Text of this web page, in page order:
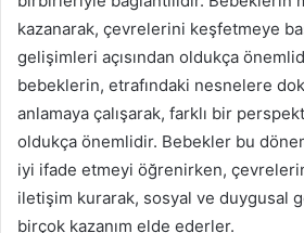
kazanarak, çevrelerini keşfetmeye
gelişimleri açısından oldukça
bebeklerin, etrafındaki nesnelere
anlamaya çalışarak, farklı bir
oldukça önemlidir. Bebekler bu
iyi ifade etmeyi öğrenirken,
iletişim kurarak, sosyal ve duygusal
birçok kazanım elde ederler.